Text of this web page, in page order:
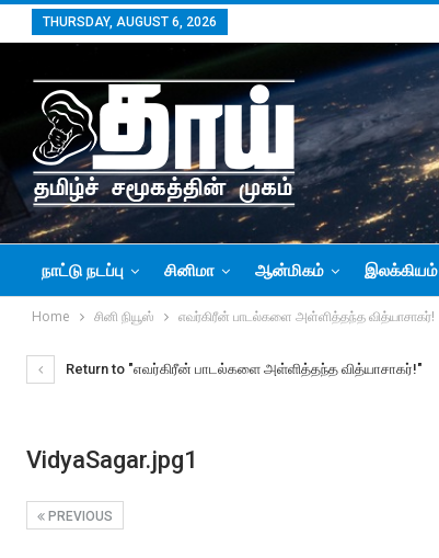
THURSDAY, AUGUST 6, 2026
நாட்டு நடப்பு சினிமா ஆன்மிகம் இலக்கியம்
Home சினி நியூஸ் எவர்கிரீன் பாடல்களை அள்ளித்தந்த வித்யாசாகர்!
Return to "எவர்கிரீன் பாடல்களை அள்ளித்தந்த வித்யாசாகர்!"
VidyaSagar.jpg1
PREVIOUS